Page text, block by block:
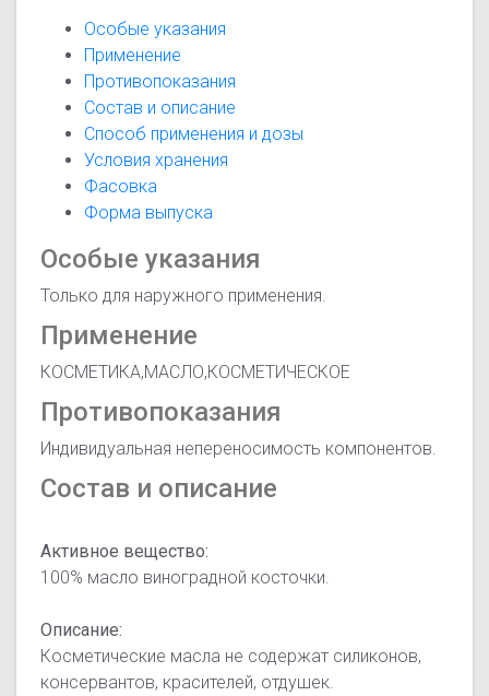
Особые указания
Применение
Противопоказания
Состав и описание
Способ применения и дозы
Условия хранения
Фасовка
Форма выпуска
Особые указания
Только для наружного применения.
Применение
КОСМЕТИКА,МАСЛО,КОСМЕТИЧЕСКОЕ
Противопоказания
Индивидуальная непереносимость компонентов.
Состав и описание
Активное вещество:
100% масло виноградной косточки.
Описание:
Косметические масла не содержат силиконов,
консервантов, красителей, отдушек.